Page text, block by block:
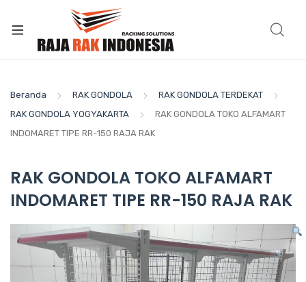
Beranda RAK GONDOLA
RAK GONDOLA TERDEKAT
RAK GONDOLA YOGYAKARTA
RAK GONDOLA TOKO ALFAMART
INDOMARET TIPE RR-150 RAJA RAK
RAK GONDOLA TOKO ALFAMART
INDOMARET TIPE RR-150 RAJA RAK